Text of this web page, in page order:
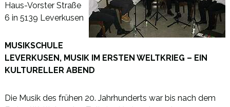
Haus-Vorster Straße
6 in 5139 Leverkusen
MUSIKSCHULE
LEVERKUSEN, MUSIK IM ERSTEN WELTKRIEG – EIN
KULTURELLER ABEND
Die Musik des frühen 20. Jahrhunderts war bis nach dem